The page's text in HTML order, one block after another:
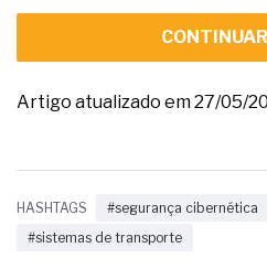
Artigo atualizado em 27/05/
HASHTAGS #segurança cibernética
#sistemas de transporte